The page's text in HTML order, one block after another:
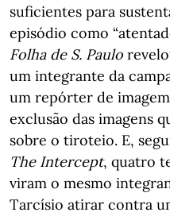
suficientes para
episódio como
Folha de S. Paulo
um integrante da
um repórter de
exclusão das imagens
sobre o tiroteio. E,
The Intercept, quatro
viram o mesmo
Tarcísio atirar contra